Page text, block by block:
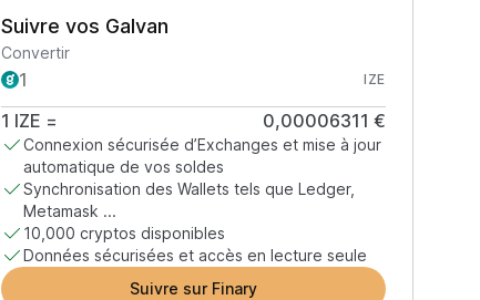
Suivre vos Galvan
Convertir
IZE
1 IZE = 0,00006311 €
Connexion sécurisée d’Exchanges et mise à jour
automatique de vos soldes
Synchronisation des Wallets tels que Ledger,
Metamask ...
10,000 cryptos disponibles
Données sécurisées et accès en lecture seule
Suivre sur Finary